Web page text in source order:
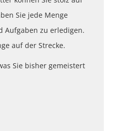
Sie jede Menge
Aufgaben zu erledigen.
auf der Strecke.
Sie bisher gemeistert